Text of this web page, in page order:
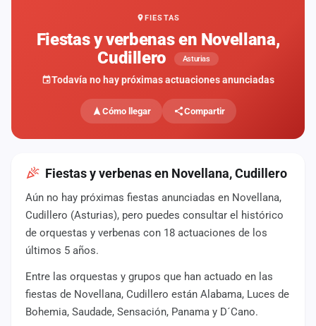
FIESTAS
Fiestas y verbenas en Novellana,
Cudillero
Asturias
Todavía no hay próximas actuaciones anunciadas
Cómo llegar Compartir
Fiestas y verbenas en Novellana, Cudillero
Aún no hay próximas fiestas anunciadas en Novellana,
Cudillero (Asturias), pero puedes consultar el histórico
de orquestas y verbenas con 18 actuaciones de los
últimos 5 años.
Entre las orquestas y grupos que han actuado en las
fiestas de Novellana, Cudillero están Alabama, Luces de
Bohemia, Saudade, Sensación, Panama y D´Cano.
fiestas
Componentes
Agencias
Rankings
Vídeos
Anuncios
Iniciar
sesión
Crear